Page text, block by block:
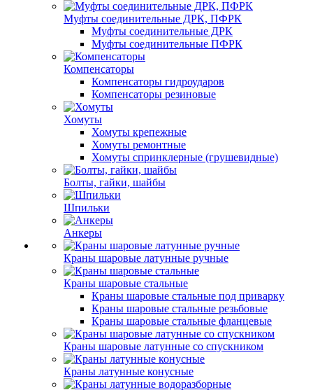
Муфты соединительные ДРК, ПФРК
Муфты соединительные ДРК
Муфты соединительные ПФРК
Компенсаторы
Компенсаторы гидроударов
Компенсаторы резиновые
Хомуты
Хомуты крепежные
Хомуты ремонтные
Хомуты спринклерные (грушевидные)
Болты, гайки, шайбы
Шпильки
Анкеры
Краны шаровые латунные ручные
Краны шаровые стальные
Краны шаровые стальные под приварку
Краны шаровые стальные резьбовые
Краны шаровые стальные фланцевые
Краны шаровые латунные со спускником
Краны латунные конусные